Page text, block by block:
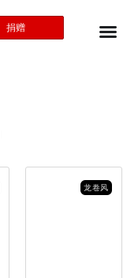
捐赠
龙卷风